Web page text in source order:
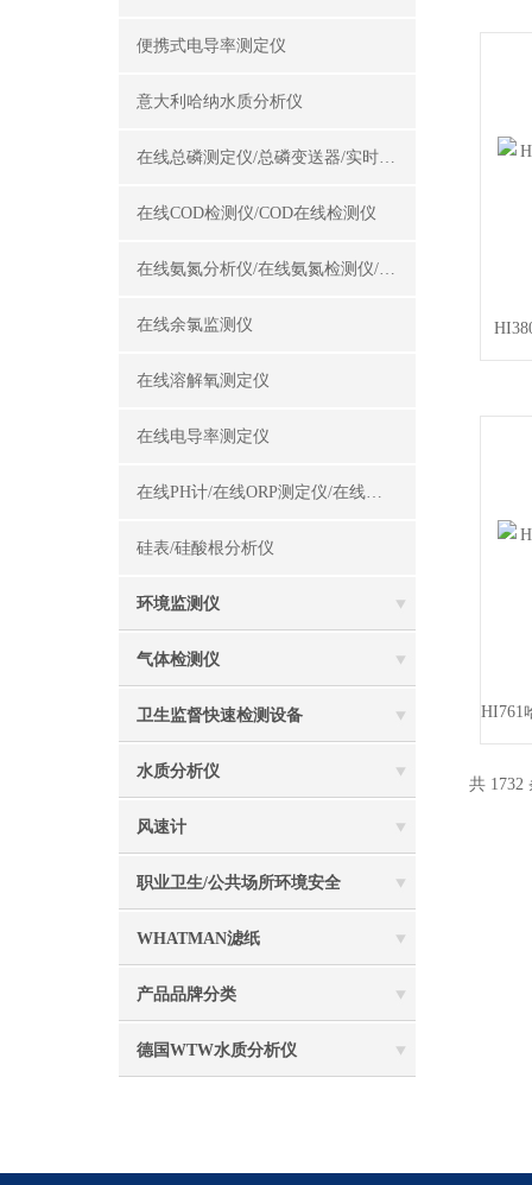
便携式电导率测定仪
意大利哈纳水质分析仪
在线总磷测定仪/总磷变送器/实时总磷监测仪
在线COD检测仪/COD在线检测仪
在线氨氮分析仪/在线氨氮检测仪/氨氮变送器
在线余氯监测仪
在线溶解氧测定仪
在线电导率测定仪
在线PH计/在线ORP测定仪/在线酸碱度计
硅表/硅酸根分析仪
环境监测仪
气体检测仪
卫生监督快速检测设备
水质分析仪
风速计
职业卫生/公共场所环境安全
WHATMAN滤纸
产品品牌分类
德国WTW水质分析仪
共 1732